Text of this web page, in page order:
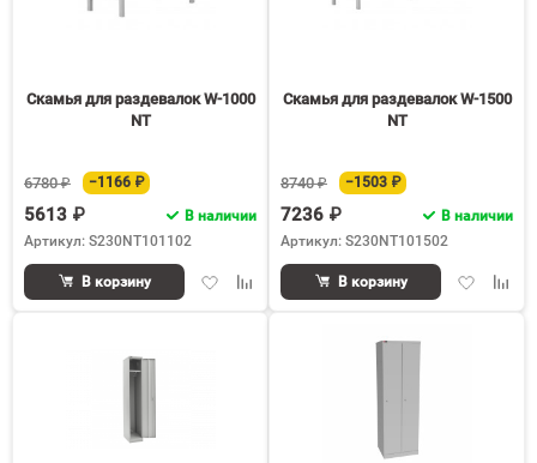
Скамья для раздевалок W-1000
NT
6780 ₽ −1166 ₽
5613 ₽
В наличии
Артикул: S230NT101102
ДобавитьДобавить
В корзину
Скамья для раздевалок W-1500
NT
8740 ₽ −1503 ₽
7236 ₽
В наличии
Артикул: S230NT101502
Добавить
В корзину